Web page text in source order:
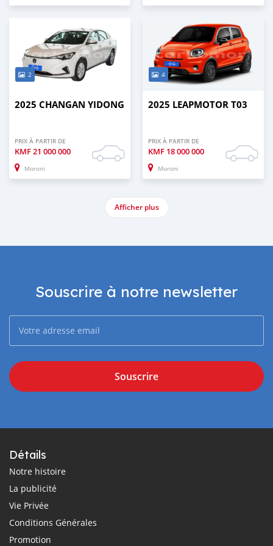
2
2025 CHANGAN YIDONG
PRIX À PARTIR DE
KMF21 000 000
Moroni
4
2025 LEAPMOTOR T03
PRIX À PARTIR DE
KMF 18 000 000
Moroni
Afficher plus
Souscrire à notre newsletter
Souscrire
Détails
Notre histoire
La publicité
Vie Privée
Conditions Générales
Promotion